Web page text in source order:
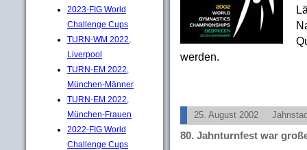
2023-FIG World
Challenge Cups
TURN-WM 2022,
Liverpool
TURN-EM 2022,
München-Männer
TURN-EM 2022,
München-Frauen
2022-FIG World
Challenge Cups
werden.
25. August 2002
80. Jahnturnfest war